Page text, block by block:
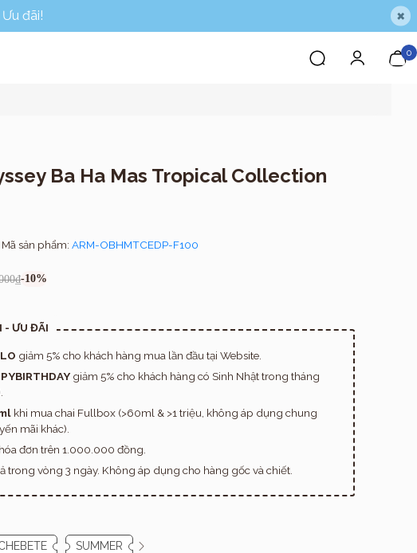
đãi! ×
0
Ba Ha Mas Tropical Collection
Mã sản phẩm: ARM-OBHMTCEDP-F100
-10%
- ƯU ĐÃI
giảm 5% cho khách hàng mua lần đầu tại Website.
giảm 5% cho khách hàng có Sinh Nhật trong tháng
khi mua chai Fullbox (>60ml & >1 triệu, không áp dụng chung
mãi khác).
đơn trên 1.000.000 đồng.
trong vòng 3 ngày. Không áp dụng cho hàng gốc và chiết.
SUMMER